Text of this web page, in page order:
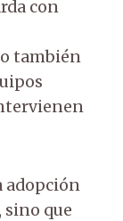
con
también
adopción
sino que